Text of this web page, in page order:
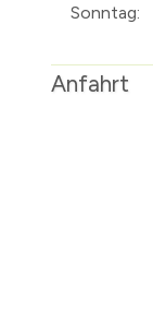
Sonntag:
Anfahrt